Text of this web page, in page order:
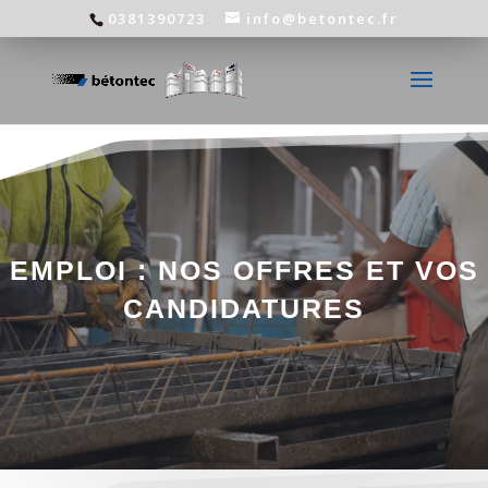
0381390723 info@betontec.fr
EMPLOI : NOS OFFRES ET VOS
CANDIDATURES